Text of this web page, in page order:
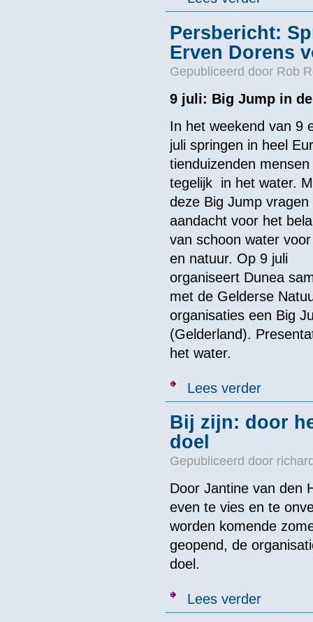
Persbericht:
Erven Dorens
Gepubliceerd door Rob
9 juli: Big Jump in
In het weekend van 9
juli springen in heel
tienduizenden mensen
tegelijk in het water.
deze Big Jump vragen
aandacht voor het
van schoon water
en natuur. Op 9 juli
organiseert Dunea
met de Gelderse
organisaties een Big
(Gelderland).
het water.
Lees verderover
Bij zijn: door
doel
Gepubliceerd door
Door Jantine van den
even te vies en te
worden komende
geopend, de
doel.
Lees verderover Bij zijn: